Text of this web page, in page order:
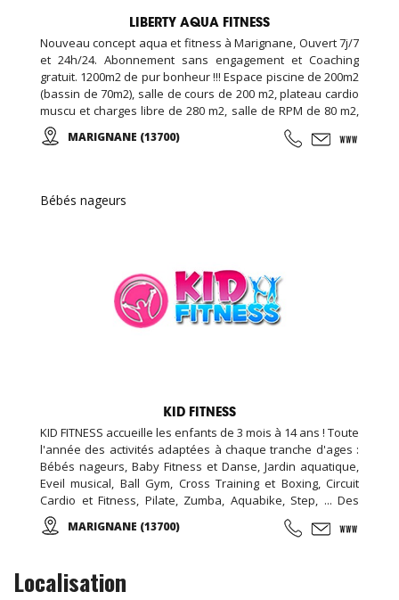
LIBERTY AQUA FITNESS
Nouveau concept aqua et fitness à Marignane, Ouvert 7j/7
et 24h/24. Abonnement sans engagement et Coaching
gratuit. 1200m2 de pur bonheur !!! Espace piscine de 200m2
(bassin de 70m2), salle de cours de 200 m2, plateau cardio
muscu et charges libre de 280 m2, salle de RPM de 80 m2,
salle de cross training de 120m2, espace garderie enfant
de 100m2, espace bar et détente avec billard et babyfoot
individuelle de 100m2, ...
MARIGNANE (13700)
Bébés nageurs
KID FITNESS
KID FITNESS accueille les enfants de 3 mois à 14 ans ! Toute
l'année des activités adaptées à chaque tranche d'ages :
Bébés nageurs, Baby Fitness et Danse, Jardin aquatique,
Eveil musical, Ball Gym, Cross Training et Boxing, Circuit
Cardio et Fitness, Pilate, Zumba, Aquabike, Step, ... Des
Stages Sportifs pendant les vacances, des Garderies
Sportives qui suivent les rythmes scolaires,... Des
MARIGNANE (13700)
Localisation